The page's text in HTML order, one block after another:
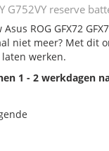
G752VY reserve
ROG GFX72
niet meer? Met dit
werken.
1 - 2 werkdagen